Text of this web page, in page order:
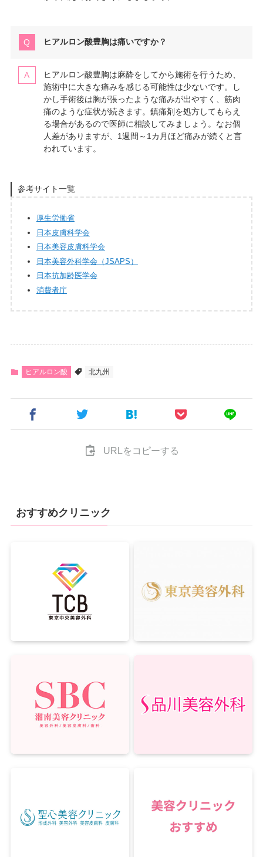
ヒアルロン酸豊胸は痛いですか？
ヒアルロン酸豊胸は麻酔をしてから施術を行うため、
施術中に大きな痛みを感じる可能性は少ないです。し
かし手術後は胸が張ったような痛みが出やすく、筋肉
痛のような症状が続きます。鎮痛剤を処方してもらえ
る場合があるので医師に相談してみましょう。なお個
人差がありますが、1週間～1カ月ほど痛みが続くと言
われています。
参考サイト一覧
厚生労働省
日本皮膚科学会
日本美容皮膚科学会
日本美容外科学会（JSAPS）
日本抗加齢医学会
消費者庁
ヒアルロン酸 北九州
URLをコピーする
おすすめクリニック